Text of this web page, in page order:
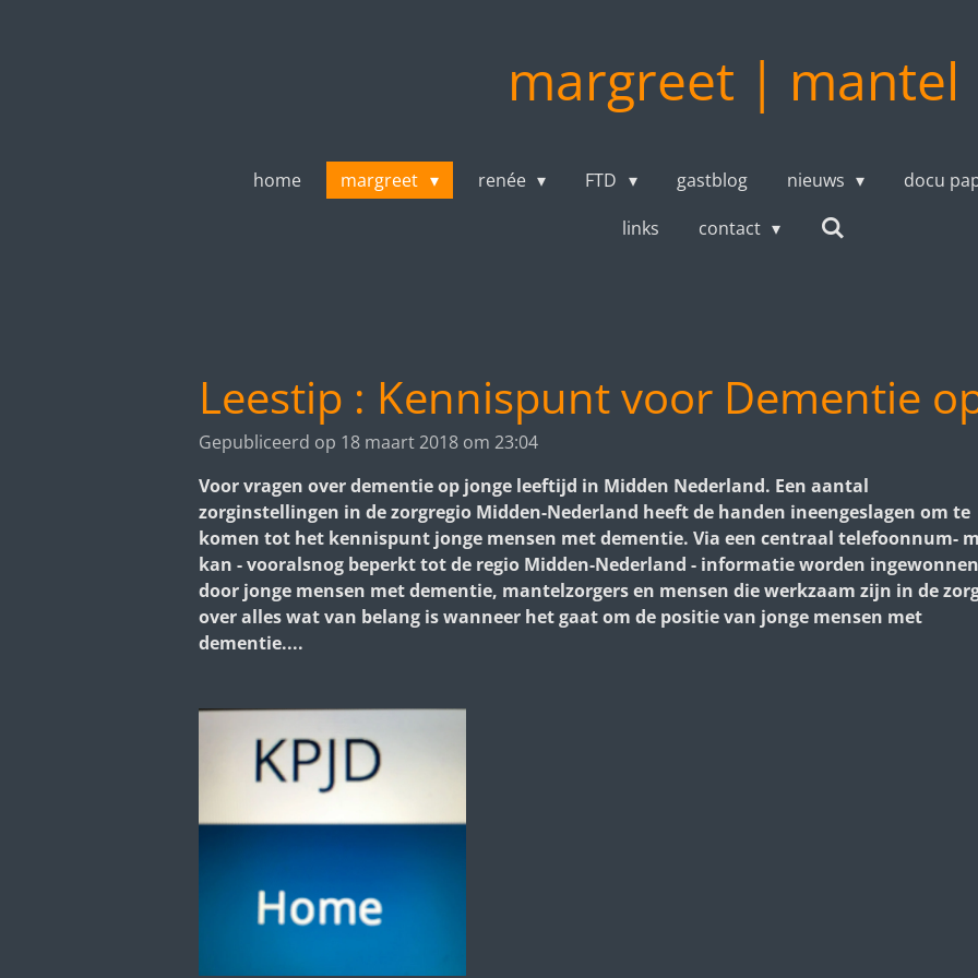
margreet | mantel
home margreet renée FTD gastblog nieuws docu
links
contact
Leestip : Kennispunt voor Dementie
Gepubliceerd op 18 maart 2018 om 23:04
Voor vragen over dementie op jonge leeftijd in Midden Nederland. Een aantal
zorginstellingen in de zorgregio Midden-Nederland heeft de handen ineengeslagen om te
komen tot het kennispunt jonge mensen met dementie. Via een centraal telefoonnum-
kan - vooralsnog beperkt tot de regio Midden-Nederland - informatie worden ingewonnen
door jonge mensen met dementie, mantelzorgers en mensen die werkzaam zijn in de
over alles wat van belang is wanneer het gaat om de positie van jonge mensen met
dementie....